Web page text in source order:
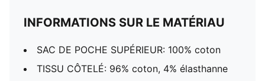
INFORMATIONS SUR LE MATÉRIAU
SAC DE POCHE SUPÉRIEUR: 100% coton
TISSU CÔTELÉ: 96% coton, 4% élasthanne